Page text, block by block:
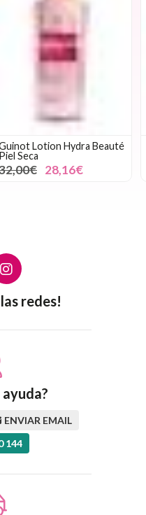
Lotion Hydra Beauté
Piel Seca
28,16€
redes!
ENVIAR EMAIL
144